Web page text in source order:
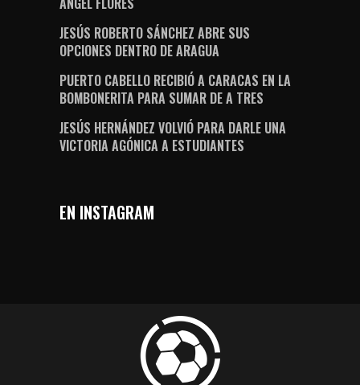
JESÚS ROBERTO SÁNCHEZ ABRE SUS
OPCIONES DENTRO DE ARAGUA
PUERTO CABELLO RECIBIÓ A CARACAS EN LA
BOMBONERITA PARA SUMAR DE A TRES
JESÚS HERNÁNDEZ VOLVIÓ PARA DARLE UNA
VICTORIA AGÓNICA A ESTUDIANTES
EN INSTAGRAM